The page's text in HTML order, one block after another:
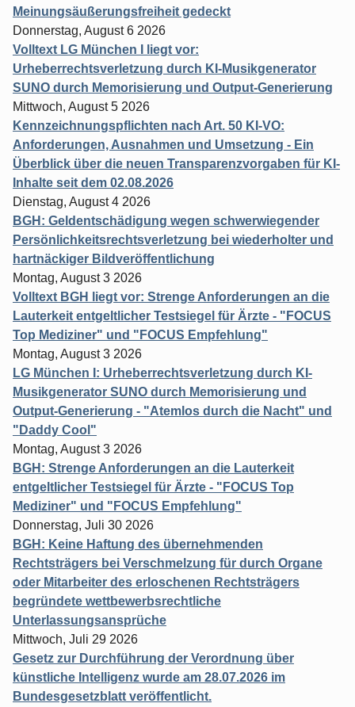
Meinungsäußerungsfreiheit gedeckt
Donnerstag, August 6 2026
Volltext LG München I liegt vor:
Urheberrechtsverletzung durch KI-Musikgenerator
SUNO durch Memorisierung und Output-Generierung
Mittwoch, August 5 2026
Kennzeichnungspflichten nach Art. 50 KI-VO:
Anforderungen, Ausnahmen und Umsetzung - Ein
Überblick über die neuen Transparenzvorgaben für KI-
Inhalte seit dem 02.08.2026
Dienstag, August 4 2026
BGH: Geldentschädigung wegen schwerwiegender
Persönlichkeitsrechtsverletzung bei wiederholter und
hartnäckiger Bildveröffentlichung
Montag, August 3 2026
Volltext BGH liegt vor: Strenge Anforderungen an die
Lauterkeit entgeltlicher Testsiegel für Ärzte - "FOCUS
Top Mediziner" und "FOCUS Empfehlung"
Montag, August 3 2026
LG München I: Urheberrechtsverletzung durch KI-
Musikgenerator SUNO durch Memorisierung und
Output-Generierung - "Atemlos durch die Nacht" und
"Daddy Cool"
Montag, August 3 2026
BGH: Strenge Anforderungen an die Lauterkeit
entgeltlicher Testsiegel für Ärzte - "FOCUS Top
Mediziner" und "FOCUS Empfehlung"
Donnerstag, Juli 30 2026
BGH: Keine Haftung des übernehmenden
Rechtsträgers bei Verschmelzung für durch Organe
oder Mitarbeiter des erloschenen Rechtsträgers
begründete wettbewerbsrechtliche
Unterlassungsansprüche
Mittwoch, Juli 29 2026
Gesetz zur Durchführung der Verordnung über
künstliche Intelligenz wurde am 28.07.2026 im
Bundesgesetzblatt veröffentlicht.